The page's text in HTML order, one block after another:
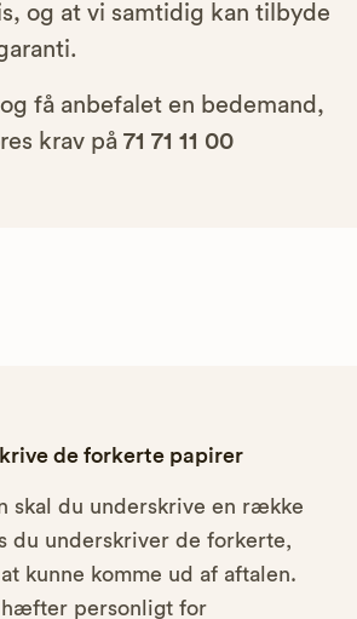
og at vi samtidig kan tilbyde
få anbefalet en bedemand,
krav på 71 71 11 00
de forkerte papirer
skal du underskrive en række
du underskriver de forkerte,
kunne komme ud af aftalen.
hæfter personligt for